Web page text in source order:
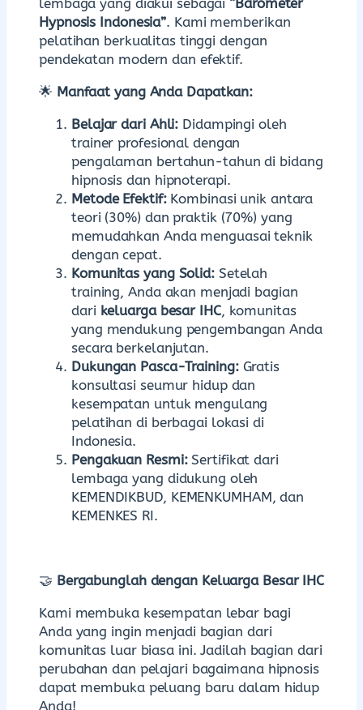
lembaga yang diakui sebagai“Barometer
Hypnosis Indonesia”. Kami memberikan
pelatihan berkualitas tinggi dengan
pendekatan modern dan efektif.
🌟 Manfaat yang Anda Dapatkan:
Belajar dari Ahli: Didampingi oleh
trainer profesional dengan
pengalaman bertahun-tahun di bidang
hipnosis dan hipnoterapi.
Metode Efektif:Kombinasi unik antara
teori (30%) dan praktik (70%) yang
memudahkan Anda menguasai teknik
dengan cepat.
Komunitas yang Solid:Setelah
training, Anda akan menjadi bagian
dari keluarga besar IHC, komunitas
yang mendukung pengembangan Anda
secara berkelanjutan.
Dukungan Pasca-Training:Gratis
konsultasi seumur hidup dan
kesempatan untuk mengulang
pelatihan di berbagai lokasi di
Indonesia.
Pengakuan Resmi:Sertifikat dari
lembaga yang didukung oleh
KEMENDIKBUD, KEMENKUMHAM, dan
KEMENKES RI.
🤝 Bergabunglah dengan Keluarga Besar IHC
Kami membuka kesempatan lebar bagi
Anda yang ingin menjadi bagian dari
komunitas luar biasa ini. Jadilah bagian dari
perubahan dan pelajari bagaimana hipnosis
dapat membuka peluang baru dalam hidup
Anda!